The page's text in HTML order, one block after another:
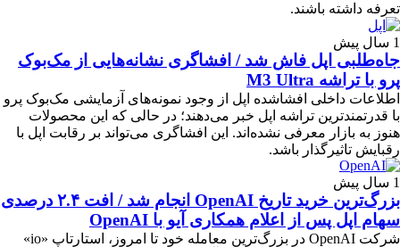
تعرفه داشته باشند.
1 سال پیش
جاه‌طلبی اپل فاش شد / افشاگری نشانه‌هایی از مک‌بوک
پرو با تراشه M3 Ultra
اطلاعات داخلی افشاشده اپل از وجود نمونه‌های آزمایشی مک‌بوک پرو
با قدرتمندترین تراشه اپل خبر می‌دهند؛ در حالی که این محصولات
هنوز به بازار معرفی نشده‌اند. این افشاگری می‌تواند بر رقابت اپل با
رقبایش تاثیرگذار باشد.
1 سال پیش
بزرگ‌ترین خرید تاریخ OpenAI انجام شد / افت ۲.۴ درصدی
سهام اپل پس از اعلام همکاری آیو با OpenAI
شرکت OpenAI در بزرگ‌ترین معامله خود تا امروز، استارتاپ «io»